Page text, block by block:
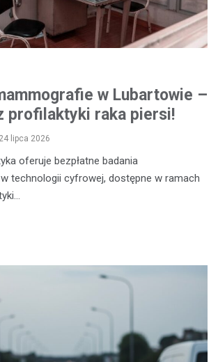
w Lubartowie –
profilaktyki raka piersi!
24 lipca 2026
oferuje bezpłatne badania
technologii cyfrowej, dostępne w ramach